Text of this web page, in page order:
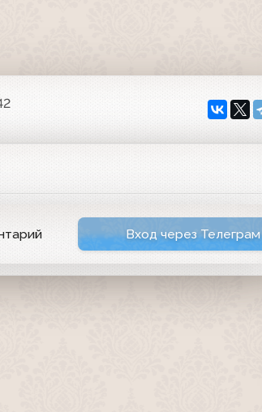
Вход через Телеграм